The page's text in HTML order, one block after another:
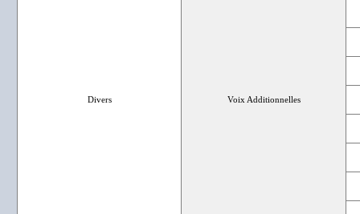
Divers Voix Additionnelles